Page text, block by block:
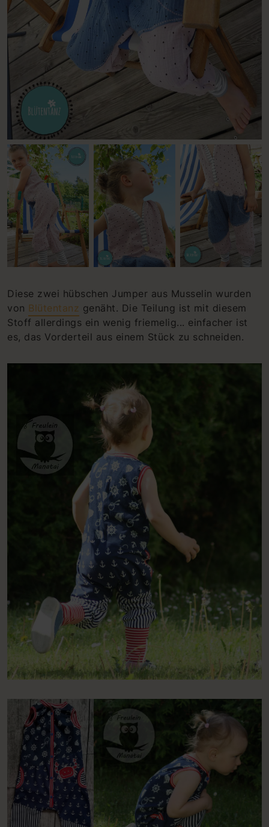
Diese zwei hübschen Jumper aus Musselin wurden
von Blütentanz genäht. Die Teilung ist mit diesem
Stoff allerdings ein wenig friemelig... einfacher ist
es, das Vorderteil aus einem Stück zu schneiden.